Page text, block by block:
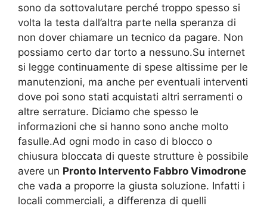
sono da sottovalutare perché troppo spesso si
volta la testa dall’altra parte nella speranza di
non dover chiamare un tecnico da pagare. Non
possiamo certo dar torto a nessuno.Su internet
si legge continuamente di spese altissime per le
manutenzioni, ma anche per eventuali interventi
dove poi sono stati acquistati altri serramenti o
altre serrature. Diciamo che spesso le
informazioni che si hanno sono anche molto
fasulle.Ad ogni modo in caso di blocco o
chiusura bloccata di queste strutture è possibile
avere un Pronto Intervento Fabbro Vimodrone
che vada a proporre la giusta soluzione. Infatti i
locali commerciali, a differenza di quelli